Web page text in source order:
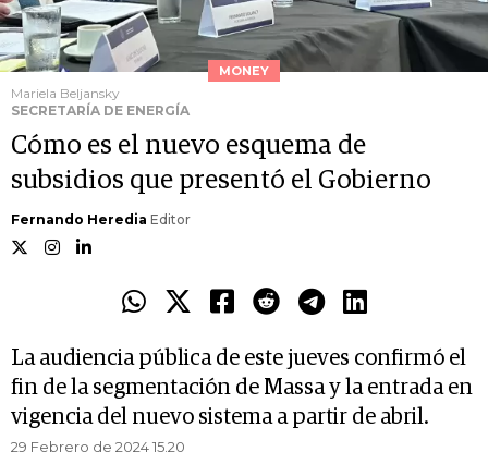
MONEY
Mariela Beljansky
SECRETARÍA DE ENERGÍA
Cómo es el nuevo esquema de
subsidios que presentó el Gobierno
Fernando Heredia Editor
La audiencia pública de este jueves confirmó el
fin de la segmentación de Massa y la entrada en
vigencia del nuevo sistema a partir de abril.
29 Febrero de 2024 15.20